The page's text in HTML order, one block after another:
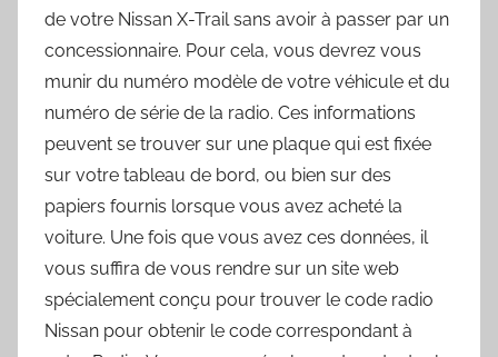
de votre Nissan X-Trail sans avoir à passer par un
concessionnaire. Pour cela, vous devrez vous
munir du numéro modèle de votre véhicule et du
numéro de série de la radio. Ces informations
peuvent se trouver sur une plaque qui est fixée
sur votre tableau de bord, ou bien sur des
papiers fournis lorsque vous avez acheté la
voiture. Une fois que vous avez ces données, il
vous suffira de vous rendre sur un site web
spécialement conçu pour trouver le code radio
Nissan pour obtenir le code correspondant à